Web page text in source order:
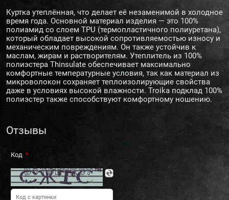
Куртка утеплённая, что делает её незаменимой в холодное
время года. Основной материал изделия — это 100%
полиамид со слоем TPU (термопластичного полиуретана),
который обладает высокой сопротивляемостью износу и
механическим повреждениям. Он также устойчив к
маслам, жирам и растворителям. Утеплитель из 100%
полиэстера Thinsulate обеспечивает максимально
комфортные температурные условия, так как материал из
микроволокон сохраняет теплоизолирующие свойства
даже в условиях высокой влажности. Troika подклад 100%
полиэстер также способствуют комфортному ношению.
Отзывы
Код